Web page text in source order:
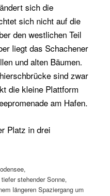
sich die
sich nicht auf die
den westlichen Teil
liegt das Schachener
und alten Bäumen.
sind zwar
die kleine Plattform
am Hafen.
Platz in drei
stehender Sonne,
längeren Spaziergang um